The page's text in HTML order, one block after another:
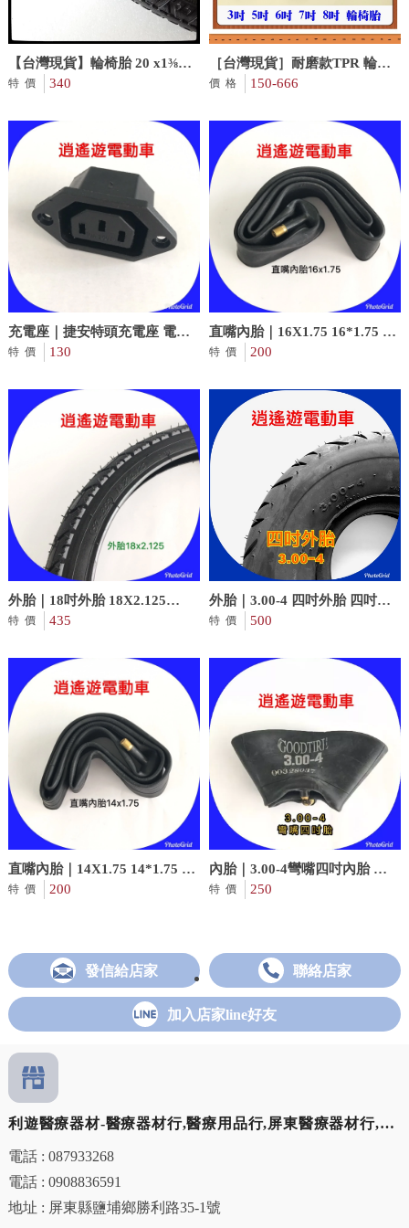
【台灣現貨】輪椅胎 20 x1⅜
20x1 3/8 輪椅實心胎 20*1 3/8
特價 340
［台灣現貨］耐磨款TPR 輪椅
胎 實心胎 3吋 5吋 6吋 7吋 8吋
價格 150-666
充電座｜捷安特頭充電座 電動
車 電動自行車
特價 130
直嘴內胎｜16X1.75 16*1.75 自
行車內胎 腳踏車內胎 美式氣嘴
特價 200
外胎｜18吋外胎 18X2.125
18*2.125 電動車外胎/自行車外
特價 435
外胎｜3.00-4 四吋外胎 四吋輪
胎 特價 500
直嘴內胎｜14X1.75 14*1.75 自
行車內胎 腳踏車內胎 美式氣嘴
特價 200
內胎｜3.00-4彎嘴四吋內胎 電
動代步車用
特價 250
發信給店家 聯絡店家
加入店家line好友
利遊醫療器材-醫療器材行,醫療用品行,屏東醫療器材行,屏
東醫療用品行, 鹽埔鄉醫療器材行, 鹽埔鄉醫療用品行
電話 : 087933268
電話 : 0908836591
地址 : 屏東縣鹽埔鄉勝利路35-1號